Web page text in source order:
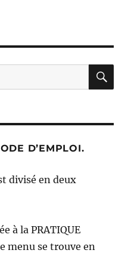
D’EMPLOI.
divisé en deux
à la PRATIQUE
menu se trouve en